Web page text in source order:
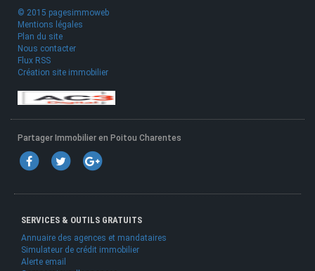
© 2015 pagesimmoweb
Mentions légales
Plan du site
Nous contacter
Flux RSS
Création site immobilier
Partager Immobilier en Poitou Charentes
SERVICES & OUTILS GRATUITS
Annuaire des agences et mandataires
Simulateur de crédit immobilier
Alerte email